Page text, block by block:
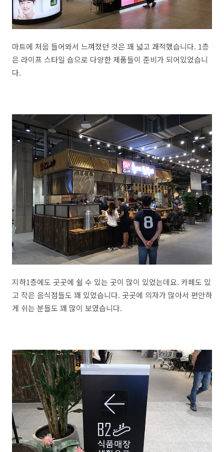
마트에 처음 들어와서 느껴졌던 것은 꽤 넓고 쾌적했습니다. 1층
은 라이프 스타일 숍으로 다양한 제품들이 준비가 되어있었습니
다.
지하1층에도 곳곳에 쉴 수 있는 곳이 많이 있었는데요. 카페도 있
고 작은 음식점들도 꽤 있었습니다. 곳곳에 의자가 많아서 편안하
게 쉬는 분들도 꽤 많이 보였습니다.